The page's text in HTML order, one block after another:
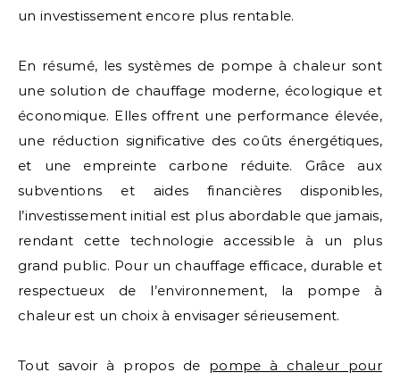
un investissement encore plus rentable.
En résumé, les systèmes de pompe à chaleur sont
une solution de chauffage moderne, écologique et
économique. Elles offrent une performance élevée,
une réduction significative des coûts énergétiques,
et une empreinte carbone réduite. Grâce aux
subventions et aides financières disponibles,
l’investissement initial est plus abordable que jamais,
rendant cette technologie accessible à un plus
grand public. Pour un chauffage efficace, durable et
respectueux de l’environnement, la pompe à
chaleur est un choix à envisager sérieusement.
Tout savoir à propos de pompe à chaleur pour